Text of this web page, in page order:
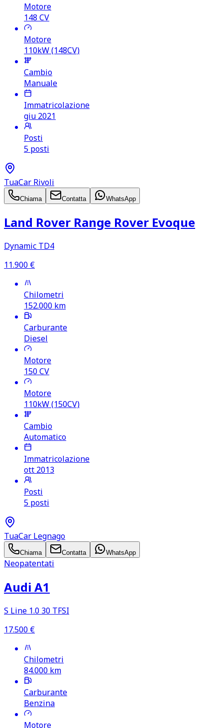
Motore
148 CV
Motore
110kW (148CV)
Cambio
Manuale
Immatricolazione
giu 2021
Posti
5 posti
TuaCar Rivoli
Chiama Contatta WhatsApp
Land Rover Range Rover Evoque
Dynamic TD4
11.900 €
Chilometri
152.000 km
Carburante
Diesel
Motore
150CV
Motore
110kW (150CV)
Cambio
Automatico
Immatricolazione
ott 2013
Posti
5 posti
TuaCar Legnago
Chiama Contatta WhatsApp
Neopatentati
Audi A1
S Line 1.0 30 TFSI
17.500 €
Chilometri
84.000 km
Carburante
Benzina
Motore